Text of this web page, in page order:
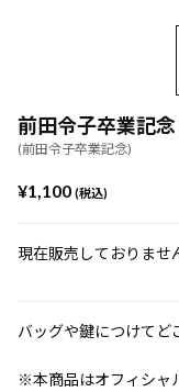
前田令子卒業記
(前田令子卒業記念)
¥1,100 (税込)
現在販売しておりませ
バッグや鍵につけてど
※本商品はオフィシャ